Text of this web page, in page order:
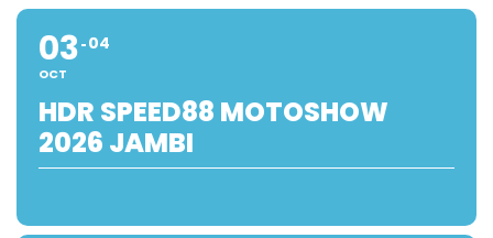
03
OCT
04
HDR SPEED88 MOTOSHOW
2026 JAMBI